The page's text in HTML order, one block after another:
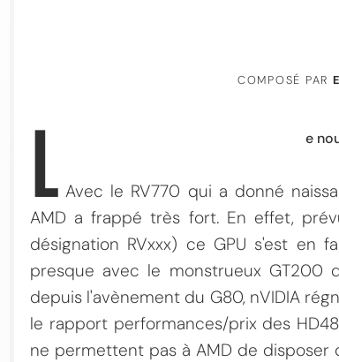
COMPOSÉ PAR
L e
Avec le RV770 qui a donné
AMD a frappé très fort. En effet,
désignation RVxxx) ce GPU s'est en
presque avec le monstrueux
depuis l'avènement du G80, nVIDIA
le rapport performances/prix des
ne permettent pas à AMD de disposer